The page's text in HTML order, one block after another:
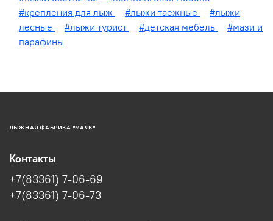
#крепления для лыж
#лыжи таежные
#лыжи
лесные
#лыжи турист #детская мебель
#мази и
парафины
ЛЫЖНАЯ ФАБРИКА "МАЯК"
Контакты
+7(83361) 7-06-69
+7(83361) 7-06-73